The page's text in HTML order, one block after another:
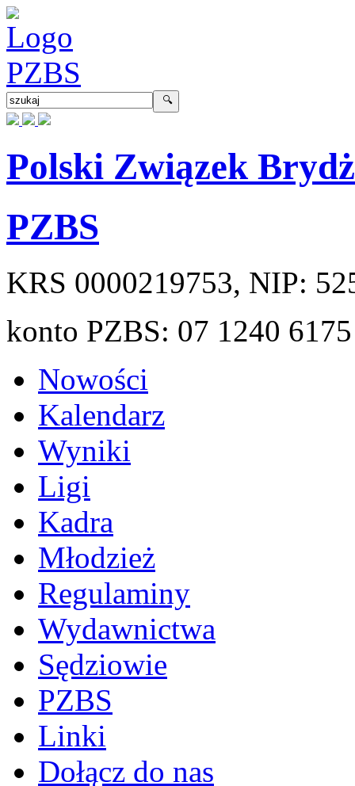
Polski Związek
PZBS
KRS 0000219753, NIP:
konto PZBS: 07 1240
Nowości
Kalendarz
Wyniki
Ligi
Kadra
Młodzież
Regulaminy
Wydawnictwa
Sędziowie
PZBS
Linki
Dołącz do nas